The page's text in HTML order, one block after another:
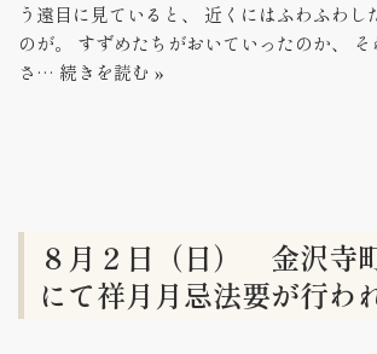
う遠目に見ていると、 近くにはふわふわし
のが。 すずめたちがおいていったのか、
さ… 続きを読む »
８月２日（日） 金沢寺
にて祥月月忌法要が行わ